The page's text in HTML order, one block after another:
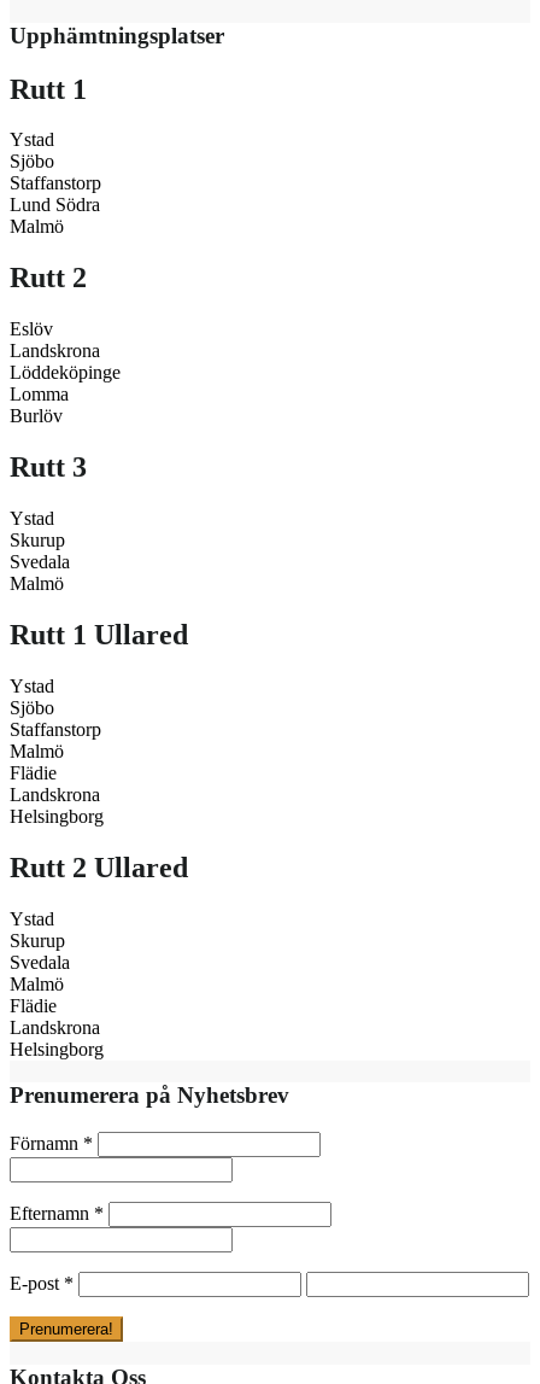
Upphämtningsplatser
Rutt 1
Ystad
Sjöbo
Staffanstorp
Lund Södra
Malmö
Rutt 2
Eslöv
Landskrona
Löddeköpinge
Lomma
Burlöv
Rutt 3
Ystad
Skurup
Svedala
Malmö
Rutt 1 Ullared
Ystad
Sjöbo
Staffanstorp
Malmö
Flädie
Landskrona
Helsingborg
Rutt 2 Ullared
Ystad
Skurup
Svedala
Malmö
Flädie
Landskrona
Helsingborg
Prenumerera på Nyhetsbrev
Förnamn *
Efternamn *
E-post *
Kontakta Oss